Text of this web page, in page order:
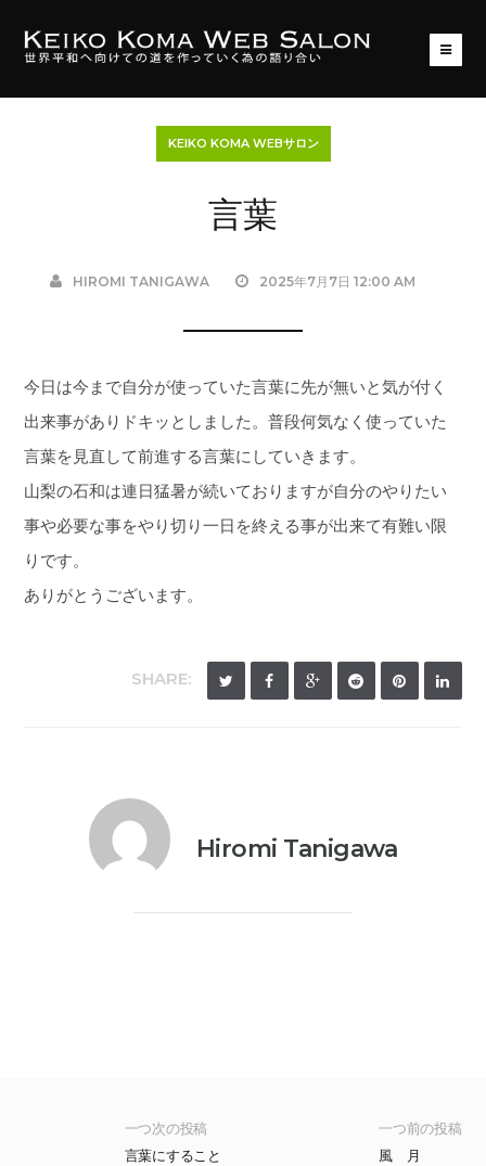
KEIKO KOMA WEBサロン
言葉
HIROMI TANIGAWA 2025年7月7日 12:00 AM
今日は今まで自分が使っていた言葉に先が無いと気が付く
出来事がありドキッとしました。普段何気なく使っていた
言葉を見直して前進する言葉にしていきます。
山梨の石和は連日猛暑が続いておりますが自分のやりたい
事や必要な事をやり切り一日を終える事が出来て有難い限
りです。
ありがとうございます。
SHARE:
Hiromi Tanigawa
一つ前の投稿
風 月
一つ次の投稿
言葉にすること